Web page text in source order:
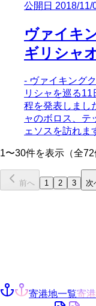
公開日 2018/11/
ヴァイキ
ギリシャ
- ヴァイキング
リシャを巡る
程を発表しまし
ャのボロス、テ
ェソスを訪れま
1〜30件を表示（全72
前へ 1 2 3 次
寄港地一覧寄